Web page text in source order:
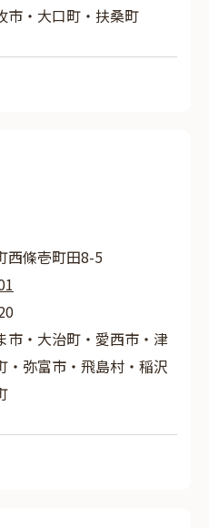
市・大口町・扶桑町
西條壱町田8-5
市・大治町・愛西市・津
・弥富市・飛島村・稲沢